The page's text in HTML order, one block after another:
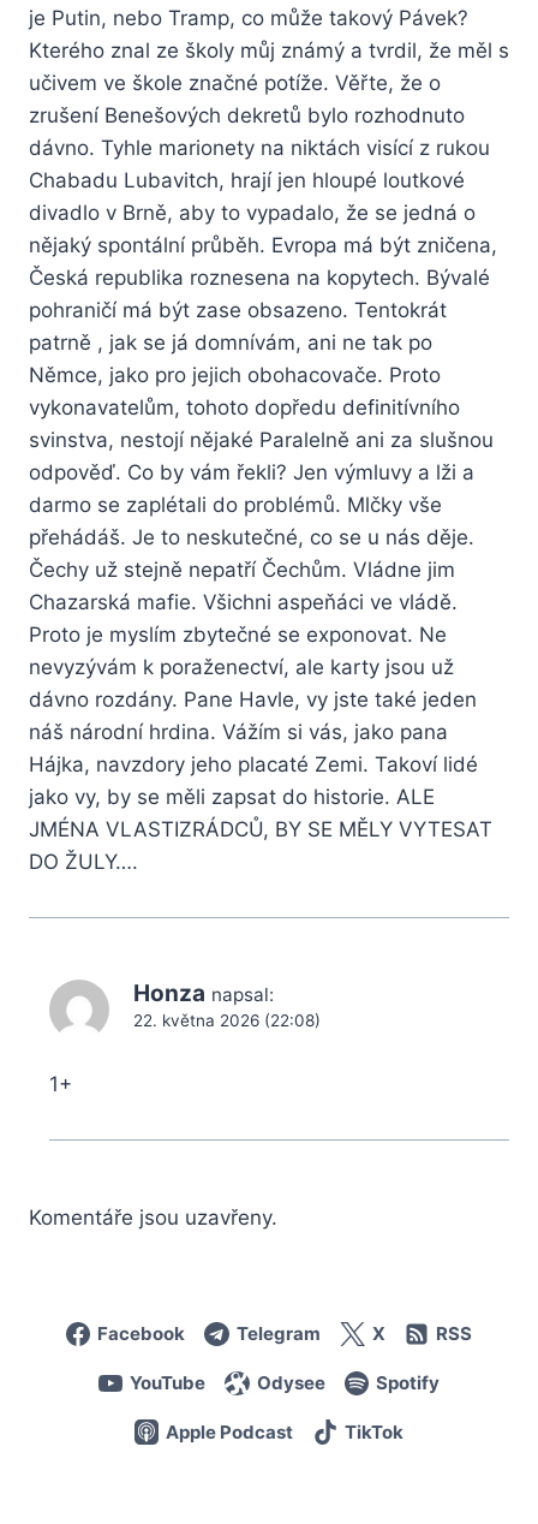
je Putin, nebo Tramp, co může takový Pávek?
Kterého znal ze školy můj známý a tvrdil, že měl s
učivem ve škole značné potíže. Věřte, že o
zrušení Benešových dekretů bylo rozhodnuto
dávno. Tyhle marionety na niktách visící z rukou
Chabadu Lubavitch, hrají jen hloupé loutkové
divadlo v Brně, aby to vypadalo, že se jedná o
nějaký spontální průběh. Evropa má být zničena,
Česká republika roznesena na kopytech. Bývalé
pohraničí má být zase obsazeno. Tentokrát
patrně , jak se já domnívám, ani ne tak po
Němce, jako pro jejich obohacovače. Proto
vykonavatelům, tohoto dopředu definitívního
svinstva, nestojí nějaké Paralelně ani za slušnou
odpověď. Co by vám řekli? Jen výmluvy a lži a
darmo se zaplétali do problémů. Mlčky vše
přehádáš. Je to neskutečné, co se u nás děje.
Čechy už stejně nepatří Čechům. Vládne jim
Chazarská mafie. Všichni aspeňáci ve vládě.
Proto je myslím zbytečné se exponovat. Ne
nevyzývám k poraženectví, ale karty jsou už
dávno rozdány. Pane Havle, vy jste také jeden
náš národní hrdina. Vážím si vás, jako pana
Hájka, navzdory jeho placaté Zemi. Takoví lidé
jako vy, by se měli zapsat do historie. ALE
JMÉNA VLASTIZRÁDCŮ, BY SE MĚLY VYTESAT
DO ŽULY….
Honza napsal:
22. května 2026 (22:08)
1+
Komentáře jsou uzavřeny.
Facebook Telegram X RSS
YouTube Odysee Spotify
Apple Podcast TikTok